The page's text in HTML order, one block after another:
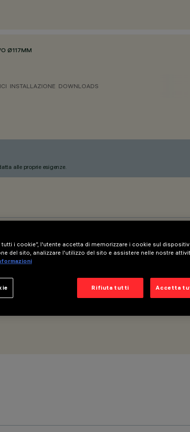
Ø117MM
INSTALLAZIONE DOWNLOADS
alle proprie esigenze.
tutti i cookie”, l'utente accetta di memorizzare i cookie sul
del sito, analizzare l'utilizzo del sito e assistere nelle nostre
Rifiuta tutti Accetta